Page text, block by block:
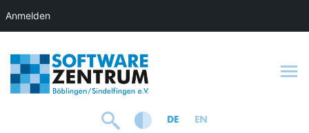
DE EN
Anmelden